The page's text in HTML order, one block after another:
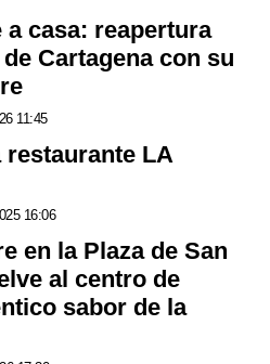
casa: reapertura
Cartagena con su
11:45
LA
16:06
en la Plaza de San
al centro de
sabor de la